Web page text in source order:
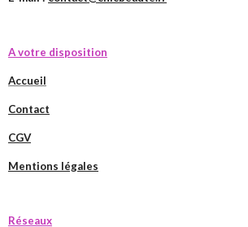
A votre disposition
Accueil
Contact
CGV
Mentions légales
Réseaux